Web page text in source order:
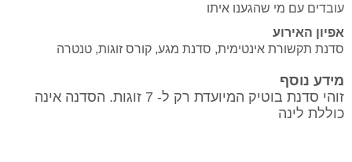
עובדים עם מי שהגענו איתו
אפיון האירוע
סדנת תקשורת אינטימית, סדנת מגע, קורס זוגות, טנטרה
מידע נוסף
זוהי סדנת בוטיק המיועדת רק ל- 7 זוגות. הסדנה אינה
כוללת לינה